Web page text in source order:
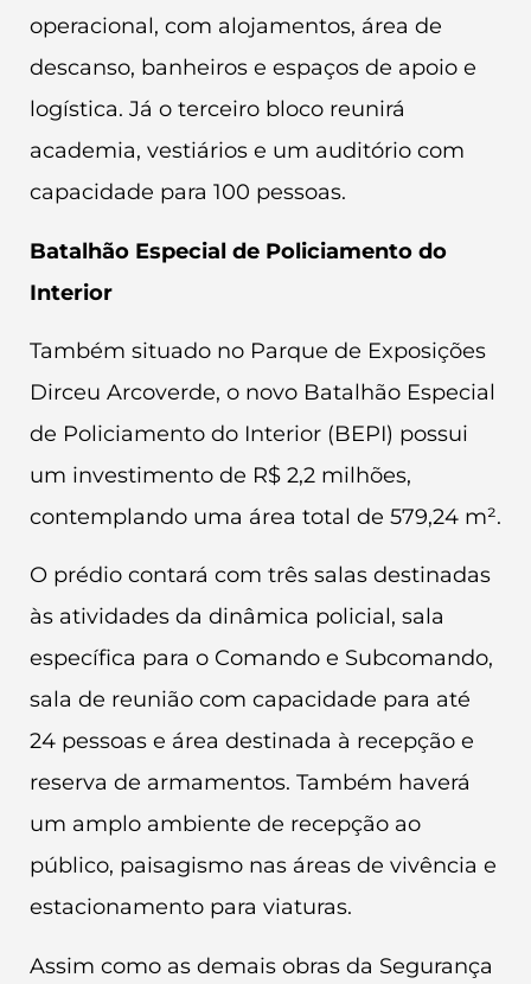
operacional, com alojamentos, área de
descanso, banheiros e espaços de apoio e
logística. Já o terceiro bloco reunirá
academia, vestiários e um auditório com
capacidade para 100 pessoas.
Batalhão Especial de Policiamento do
Interior
Também situado no Parque de Exposições
Dirceu Arcoverde, o novo Batalhão Especial
de Policiamento do Interior (BEPI) possui
um investimento de R$ 2,2 milhões,
contemplando uma área total de 579,24 m².
O prédio contará com três salas destinadas
às atividades da dinâmica policial, sala
específica para o Comando e Subcomando,
sala de reunião com capacidade para até
24 pessoas e área destinada à recepção e
reserva de armamentos. Também haverá
um amplo ambiente de recepção ao
público, paisagismo nas áreas de vivência e
estacionamento para viaturas.
Assim como as demais obras da Segurança